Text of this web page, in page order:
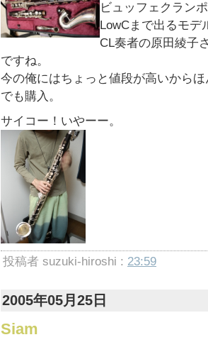
ビュッフェクラン
LowCまで出るモデ
CL奏者の原田綾子
ですね。
今の俺にはちょっと値段が高いから
でも購入。
サイコー！いやーー。
投稿者 suzuki-hiroshi : 23:59
2005年05月25日
Siam